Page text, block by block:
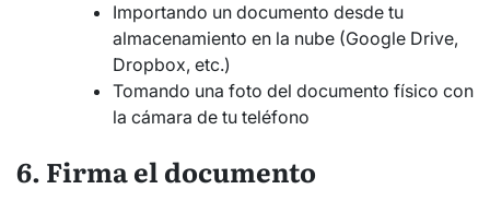
Importando un documento desde tu
almacenamiento en la nube (Google Drive,
Dropbox, etc.)
Tomando una foto del documento físico con
la cámara de tu teléfono
6. Firma el documento